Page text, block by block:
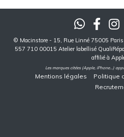
© Macinstore - 15, Rue Linné 75005
557 710 00015 Atelier labellisé
affilié à
Les marques citées (Apple, iPhone...)
Mentions légales Politique